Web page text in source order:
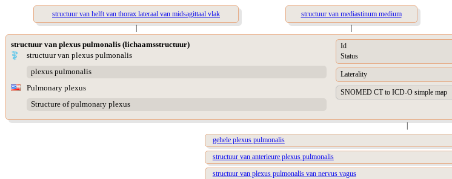
structuur van helft van thorax lateraal van midsagittaal vlak structuur van mediastinum medium
|
|
structuur van plexus pulmonalis (lichaamsstructuur)
structuur van plexus pulmonalis
plexus pulmonalis
Pulmonary plexus
Structure of pulmonary plexus
Id
Status
Laterality
SNOMED CT to ICD-O simple map
|
gehele plexus pulmonalis
structuur van anterieure plexus pulmonalis
structuur van plexus pulmonalis van nervus vagus